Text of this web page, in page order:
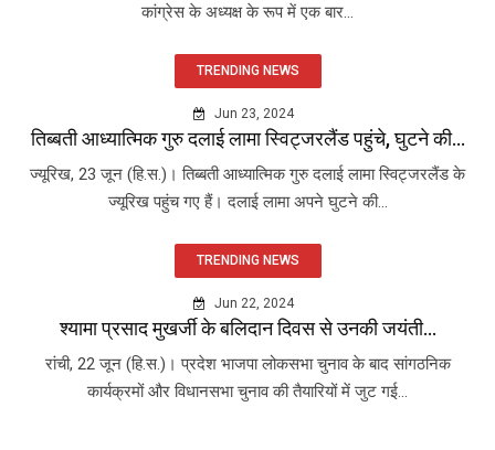
कांग्रेस के अध्यक्ष के रूप में एक बार...
TRENDING NEWS
Jun 23, 2024
तिब्बती आध्यात्मिक गुरु दलाई लामा स्विट्जरलैंड पहुंचे, घुटने की...
ज्यूरिख, 23 जून (हि.स.)। तिब्बती आध्यात्मिक गुरु दलाई लामा स्विट्जरलैंड के
ज्यूरिख पहुंच गए हैं। दलाई लामा अपने घुटने की...
TRENDING NEWS
Jun 22, 2024
श्यामा प्रसाद मुखर्जी के बलिदान दिवस से उनकी जयंती...
रांची, 22 जून (हि.स.)। प्रदेश भाजपा लोकसभा चुनाव के बाद सांगठनिक
कार्यक्रमों और विधानसभा चुनाव की तैयारियों में जुट गई...